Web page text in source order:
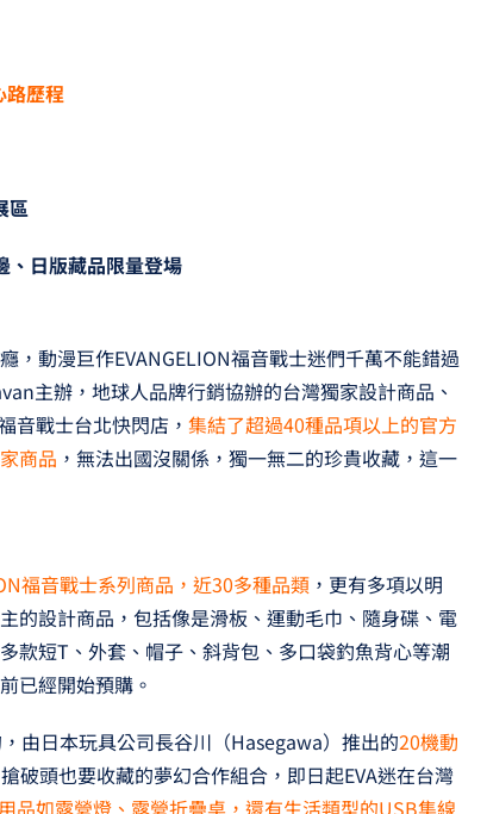
路歷程
區
、日版藏品限量登場
，動漫巨作EVANGELION福音戰士迷們千萬不能錯過
主辦，地球人品牌行銷協辦的台灣獨家設計商品、
音戰士台北快閃店， 集結了超過40種品項以上的官方
商品 ，無法出國沒關係，獨一無二的珍貴收藏，這一
福音戰士系列商品，近30多種品類，更有多項以明
的設計商品，包括像是滑板、運動毛巾、隨身碟、電
款短T、外套、帽子、斜背包、多口袋釣魚背心等潮
已經開始預購。
由日本玩具公司長谷川（Hasegawa）推出的20機動
搶破頭也要收藏的夢幻合作組合，即日起EVA迷在台灣
品如露營燈、露營折疊桌，還有生活類型的USB集線